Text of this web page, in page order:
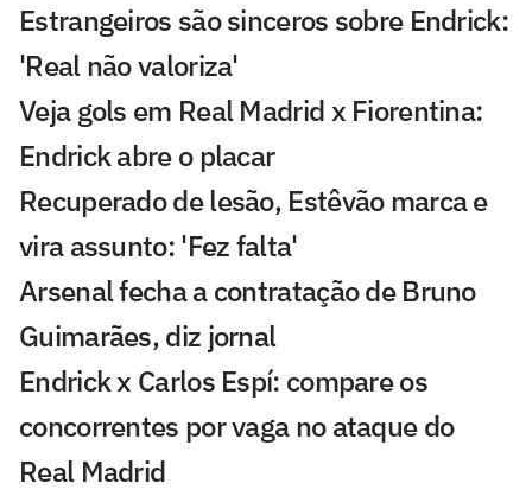
Estrangeiros são sinceros sobre Endrick:
'Real não valoriza'
Veja gols em Real Madrid x Fiorentina:
Endrick abre o placar
Recuperado de lesão, Estêvão marca e
vira assunto: 'Fez falta'
Arsenal fecha a contratação de Bruno
Guimarães, diz jornal
Endrick x Carlos Espí: compare os
concorrentes por vaga no ataque do
Real Madrid